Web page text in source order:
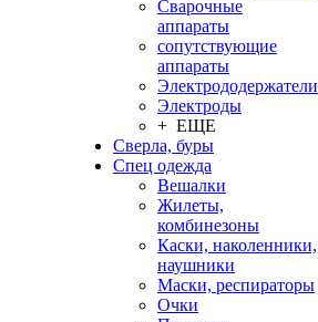
Сварочные
аппараты
сопутствующие
аппараты
Электрододержатели
Электроды
+ ЕЩЕ
Сверла, буры
Спец одежда
Вешалки
Жилеты,
комбинезоны
Каски, наколенники,
наушники
Маски, респираторы
Очки